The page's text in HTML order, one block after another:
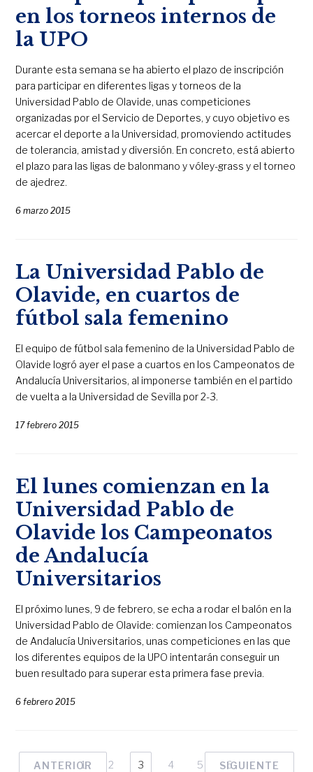
en los torneos internos de
la UPO
Durante esta semana se ha abierto el plazo de inscripción
para participar en diferentes ligas y torneos de la
Universidad Pablo de Olavide, unas competiciones
organizadas por el Servicio de Deportes, y cuyo objetivo es
acercar el deporte a la Universidad, promoviendo actitudes
de tolerancia, amistad y diversión. En concreto, está abierto
el plazo para las ligas de balonmano y vóley-grass y el torneo
de ajedrez.
6 marzo 2015
La Universidad Pablo de
Olavide, en cuartos de
fútbol sala femenino
El equipo de fútbol sala femenino de la Universidad Pablo de
Olavide logró ayer el pase a cuartos en los Campeonatos de
Andalucía Universitarios, al imponerse también en el partido
de vuelta a la Universidad de Sevilla por 2-3.
17 febrero 2015
El lunes comienzan en la
Universidad Pablo de
Olavide los Campeonatos
de Andalucía
Universitarios
El próximo lunes, 9 de febrero, se echa a rodar el balón en la
Universidad Pablo de Olavide: comienzan los Campeonatos
de Andalucía Universitarios, unas competiciones en las que
los diferentes equipos de la UPO intentarán conseguir un
buen resultado para superar esta primera fase previa.
6 febrero 2015
ANTERIOR
1 2 3 4 5 6
SIGUIENTE